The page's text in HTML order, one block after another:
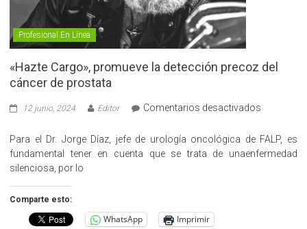
Profesional En Línea
«Hazte Cargo», promueve la detección precoz del
cáncer de prostata
12 junio, 2024 Editor Comentarios desactivados
Cargo»,
promueve
Para el Dr. Jorge Díaz, jefe de urología oncológica de FALP, es
fundamental tener en cuenta que se trata de unaenfermedad
silenciosa, por lo
Comparte esto:
WhatsApp Imprimir